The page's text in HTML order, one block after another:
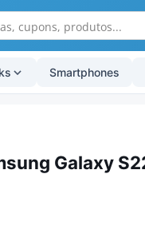
Smartphones
Galaxy